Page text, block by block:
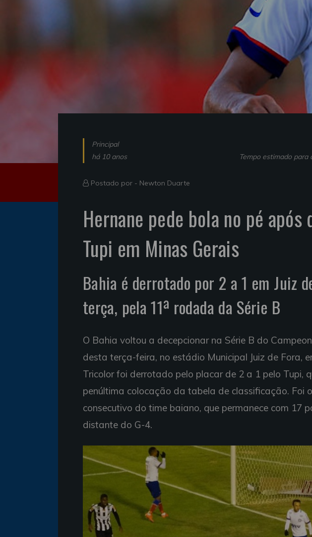
Principal
há 10 anos
Tempo estimado para
Postado por - Newton Duarte
Hernane pede bola no pé
Tupi em Minas Gerais
Bahia é derrotado por 2 a 1 em Juiz
terça, pela 11ª rodada da Série B
O Bahia voltou a decepcionar na Série B do
desta terça-feira, no estádio Municipal Juiz de Fora,
Tricolor foi derrotado pelo placar de 2 a 1 pelo Tupi,
penúltima colocação da tabela de classificação. Foi
consecutivo do time baiano, que permanece com 17
distante do G-4.